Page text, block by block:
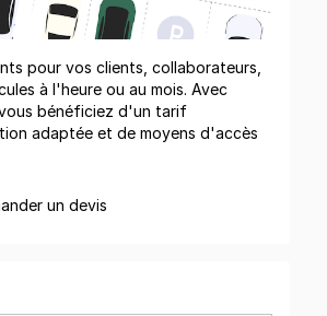
pour vos clients, collaborateurs,
à l'heure ou au mois. Avec
vous bénéficiez d'un tarif
adaptée et de moyens d'accès
un devis